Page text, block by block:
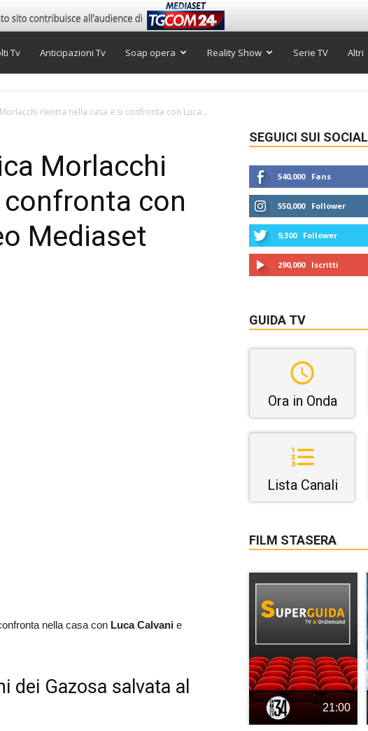
Tv Anticipazioni Tv Soap opera Reality Show Serie TV Altri
rientra nella casa e si confronta con Luca...
Morlacchi
con
Mediaset
nella casa con Luca Calvani e
dei Gazosa salvata al
SEGUICI SUI SOCIAL
540,000 Fans
550,000 Follower
9,300 Follower
290,000 Iscritti
GUIDA TV
Ora in Onda
Lista Canali
FILM STASERA
21:00